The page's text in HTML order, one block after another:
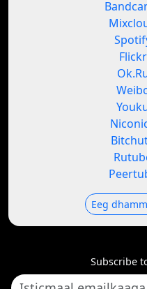
Eeg
Subscribe